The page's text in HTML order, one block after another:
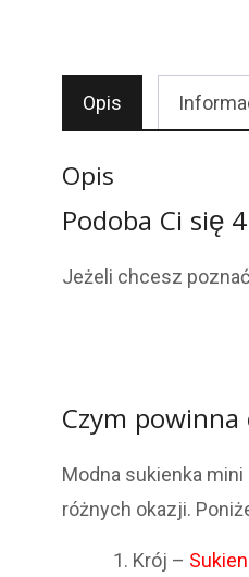
Opis
Opis
Podoba Ci się
Jeżeli chcesz
Czym
Modna sukienka
różnych okazji.
Krój –